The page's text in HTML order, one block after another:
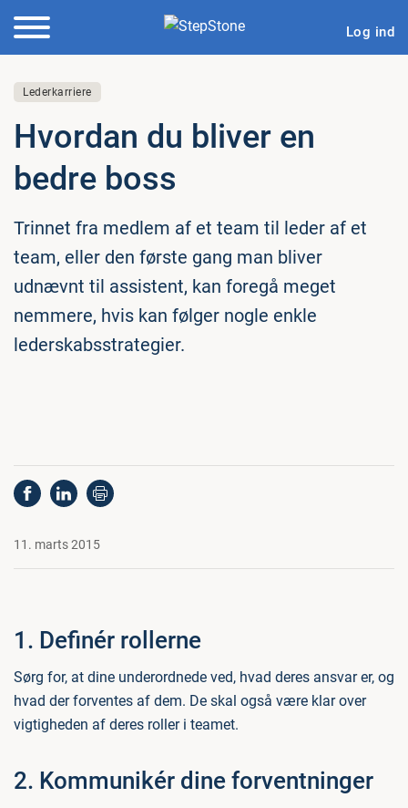
Log ind
Lederkarriere
Hvordan du bliver en
bedre boss
Trinnet fra medlem af et team til leder af et
team, eller den første gang man bliver
udnævnt til assistent, kan foregå meget
nemmere, hvis kan følger nogle enkle
lederskabsstrategier.
11. marts 2015
1. Definér rollerne
Sørg for, at dine underordnede ved, hvad deres ansvar er, og
hvad der forventes af dem. De skal også være klar over
vigtigheden af deres roller i teamet.
2. Kommunikér dine forventninger